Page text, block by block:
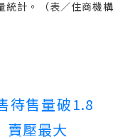
統計。（表／住商機構
待售量破1.8
賣壓最大